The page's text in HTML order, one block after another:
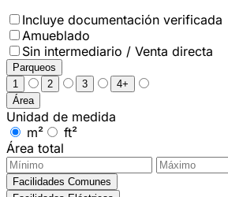
Incluye documentación verificada
Amueblado
Sin intermediario / Venta directa
Parqueos
1
2 3
4+
Área
Unidad de medida
m²
ft²
Área total
Facilidades Comunes